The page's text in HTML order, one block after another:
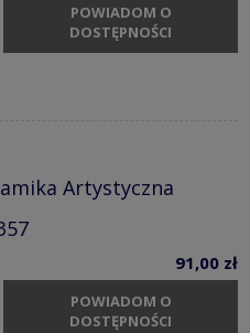
POWIADOM O
DOSTĘPNOŚCI
Artystyczna
91,00 zł
POWIADOM O
DOSTĘPNOŚCI